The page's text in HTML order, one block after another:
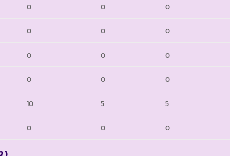
0 0 0
0 0 0
0 0 0
0 0 0
10 5 5
0 0 0